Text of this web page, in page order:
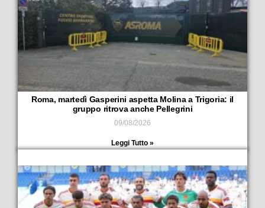
Roma, martedì Gasperini aspetta Molina a Trigoria: il
gruppo ritrova anche Pellegrini
09/08/2026
Leggi Tutto »